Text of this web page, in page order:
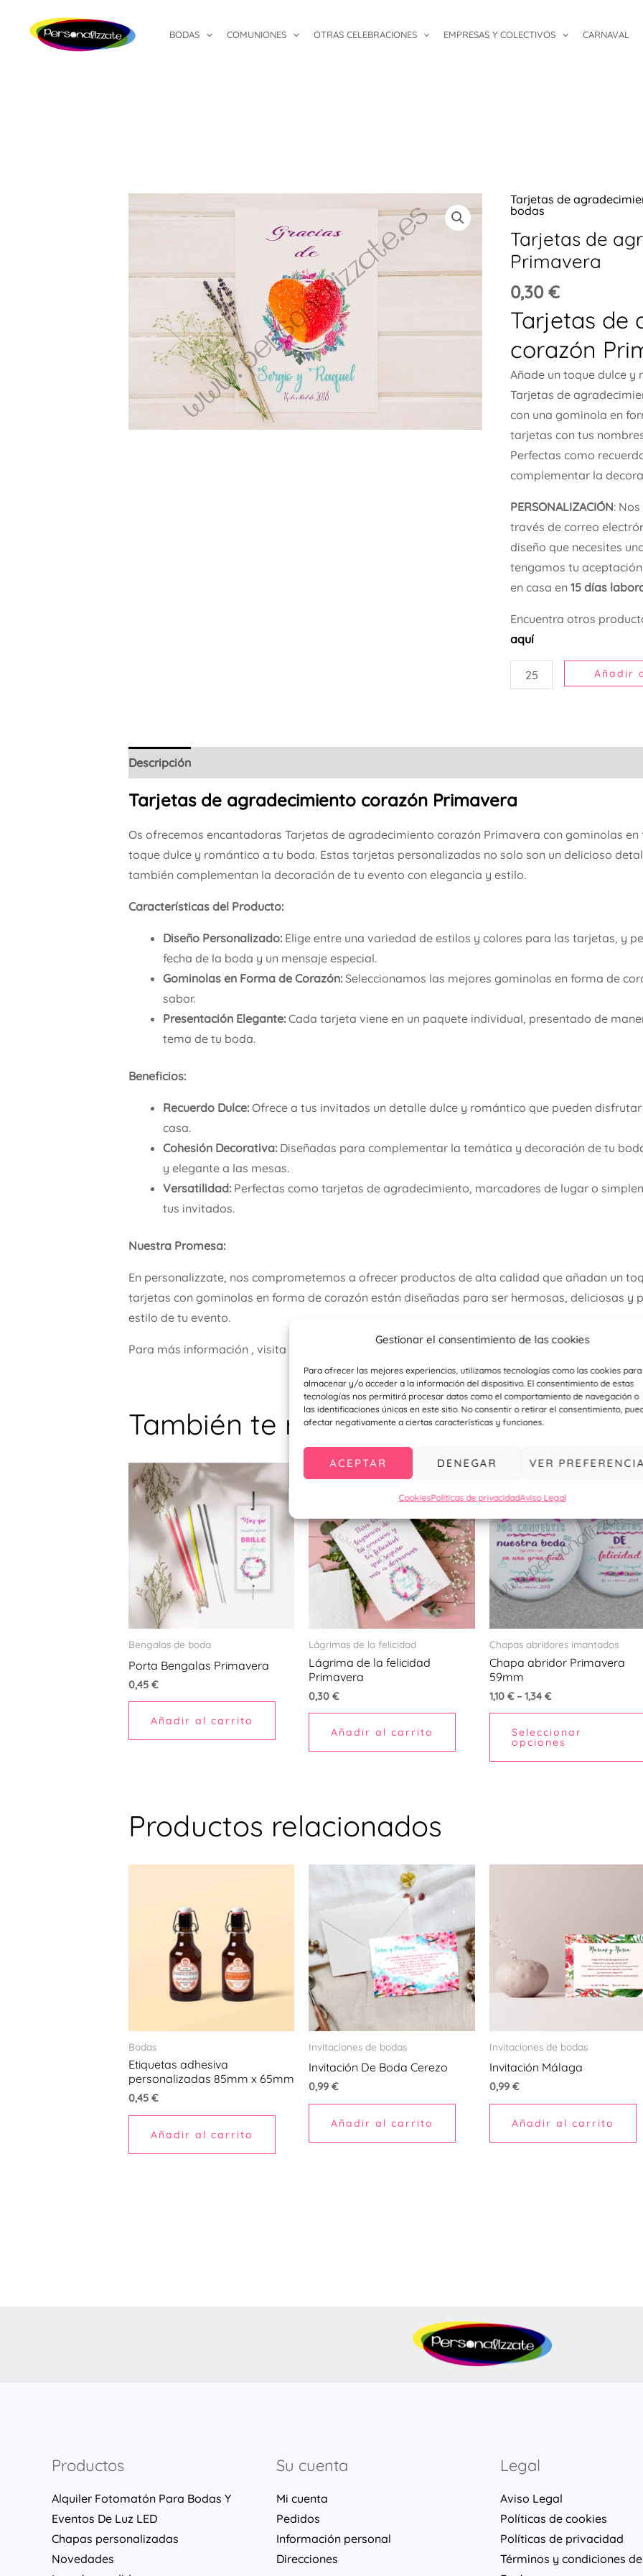
Gestionar el consentimiento de las cookies
Para ofrecer las mejores experiencias, utilizamos tecnologías como las cookies para
almacenar y/o acceder a la información del dispositivo. El consentimiento de estas
tecnologías nos permitirá procesar datos como el comportamiento de navegación o
las identificaciones únicas en este sitio. No consentir o retirar el consentimiento,
afectar negativamente a ciertas características y funciones.
ACEPTAR DENEGAR VER
CookiesPolíticas de privacidadAviso Legal
contenido
BODAS COMUNIONES OTRAS CELEBRACIONES EMPRESAS Y COLECTIVOS CARNAVAL
Tarjetas de
bodas
Tarjetas de
Primavera
0,30€
Tarjetas de
corazón
Añade un toque dulce
Tarjetas de
con una gominola en
tarjetas con tus
Perfectas como
complementar la
PERSONALIZACIÓN:
través de correo
diseño que necesites
tengamos tu
en casa en15 días
Encuentra otros
aquí
Tarjetas
agradecimiento
corazón
Primavera
cantidad
Añadir
Descripción
Tarjetas de agradecimiento corazón Primavera
Os ofrecemos encantadoras Tarjetas de agradecimiento corazón Primavera con gominolas
toque dulce y romántico a tu boda. Estas tarjetas personalizadas no solo son un delicioso
también complementan la decoración de tu evento con elegancia y estilo.
Características del Producto:
Diseño Personalizado:Elige entre una variedad de estilos y colores para las tarjetas, y
fecha de la boda y un mensaje especial.
Gominolas en Forma de Corazón:Seleccionamos las mejores gominolas en forma de
sabor.
Presentación Elegante:Cada tarjeta viene en un paquete individual, presentado de
tema de tu boda.
Beneficios:
Recuerdo Dulce:Ofrece a tus invitados un detalle dulce y romántico que pueden
casa.
Cohesión Decorativa:Diseñadas para complementar la temática y decoración de tu
y elegante a las mesas.
Versatilidad:Perfectas como tarjetas de agradecimiento, marcadores de lugar o
tus invitados.
Nuestra Promesa:
En personalizzate, nos comprometemos a ofrecer productos de alta calidad que añadan un
tarjetas con gominolas en forma de corazón están diseñadas para ser hermosas, deliciosas y
estilo de tu evento.
Para más información , visita nuestro instagram
También te recomendamos…
Bengalas de boda
Porta Bengalas Primavera
0,45 €
Añadir al carrito
Lágrimas de la felicidad
Lágrima de la felicidad
Primavera
0,30€
Añadir al carrito
Chapas abridores imantados
Chapa abridor Primavera
59mm
1,10 €– 1,34 €
Seleccionar
opciones
Productos relacionados
Bodas
Etiquetas adhesiva
personalizadas 85mm x 65mm
0,45 €
Añadir al carrito
Invitaciones de bodas
Invitación De Boda Cerezo
0,99€
Añadir al carrito
Invitaciones de bodas
Invitación Málaga
0,99 €
Añadir al carrito
Productos
Alquiler Fotomatón Para Bodas Y
Eventos De Luz LED
Chapas personalizadas
Novedades
Su cuenta
Mi cuenta
Pedidos
Información personal
Direcciones
Legal
Aviso Legal
Políticas de cookies
Políticas de privacidad
Términos y condiciones